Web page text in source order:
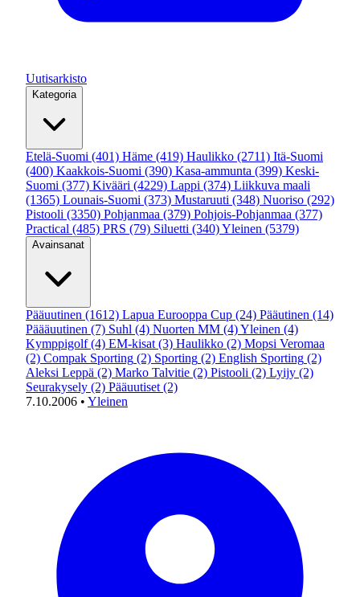
Uutisarkisto
Kategoria
Etelä-Suomi (401) Häme (419) Haulikko (2711) Itä-Suomi
(400) Kaakkois-Suomi (390) Kasa-ammunta (399) Keski-
Suomi (377) Kivääri (4229) Lappi (374) Liikkuva maali
(1365) Lounais-Suomi (373) Mustaruuti (348) Nuoriso (292)
Pistooli (3350) Pohjanmaa (379) Pohjois-Pohjanmaa (377)
Practical (485) PRS (79) Siluetti (340)Yleinen (5379)
Avainsanat
Pääuutinen (1612) Lapua Eurooppa Cup (24) Pääutinen (14)
Päääuutinen (7) Suhl (4) Nuorten MM (4)Yleinen (4)
Kymppigolf (4) EM-kisat (3) Haulikko (2) Mopsi Veromaa
(2) Compak Sporting (2) Sporting (2) English Sporting (2)
Aleksi Leppä (2) Marko Talvitie (2) Pistooli (2) Lyijy (2)
Seurakysely (2) Pääuutiset (2)
7.10.2006 • Yleinen